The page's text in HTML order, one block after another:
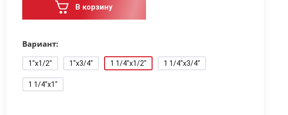
В корзину
Вариант:
1"x1/2" 1"x3/4" 1 1/4"x1/2" 1 1/4"x3/4"
1 1/4"x1"